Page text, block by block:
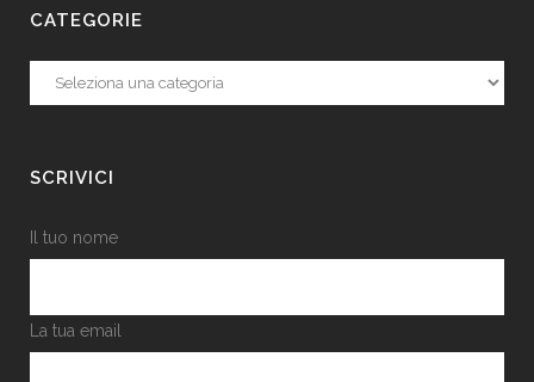
CATEGORIE
Categorie
SCRIVICI
Il tuo nome
La tua email